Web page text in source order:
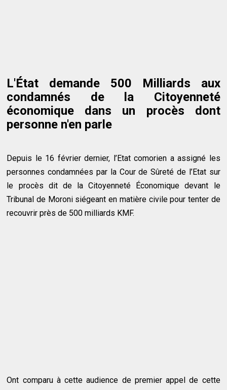
L'État demande 500 Milliards aux
condamnés de la Citoyenneté
économique dans un procès dont
personne n'en parle
Depuis le 16 février dernier, l’Etat comorien a assigné les
personnes condamnées par la Cour de Sûreté de l’Etat sur
le procès dit de la Citoyenneté Économique devant le
Tribunal de Moroni siégeant en matière civile pour tenter de
recouvrir près de 500 milliards KMF.
Ont comparu à cette audience de premier appel de cette